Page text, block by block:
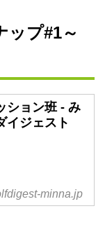
ップ#1～
ション班 - み
イジェスト
minna.jp